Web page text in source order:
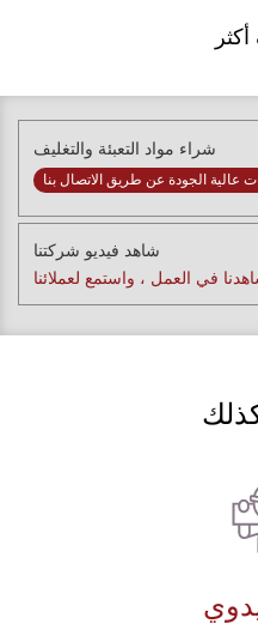
شراء مواد التعبئة والتغليف
عالية الجودة عن طريق الاتصال بنا
شاهد فيديو شركتنا
في العمل ، واستمع لعملائنا